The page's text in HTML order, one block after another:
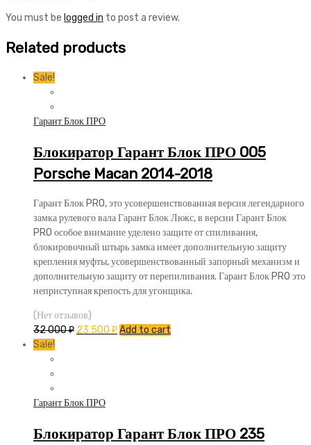
You must be logged in to post a review.
Related products
Sale!
Гарант Блок ПРО
Блокиратор Гарант Блок ПРО 005
Porsche Macan 2014-2018
Гарант Блок PRO, это усовершенствованная версия легендарного
замка рулевого вала Гарант Блок Люкс, в версии Гарант Блок
PRO особое внимание уделено защите от спиливания,
блокировочный штырь замка имеет дополнительную защиту
крепления муфты, усовершенствованный запорный механизм и
дополнительную защиту от перепиливания. Гарант Блок PRO это
неприступная крепость для угонщика.
(Нет отзывов)
32 000₽ 23 500 ₽Add to cart
Sale!
Гарант Блок ПРО
Блокиратор Гарант Блок ПРО 235